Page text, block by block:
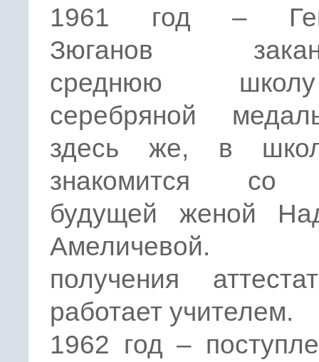
1961 год –
Зюганов
среднюю
серебряной
здесь же, в
знакомится со
будущей женой
Амеличевой.
получения
работает учителем.
1962 год –